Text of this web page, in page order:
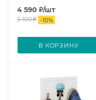
4 590 ₽/шт
5 100₽ -10%
В КОРЗИНУ